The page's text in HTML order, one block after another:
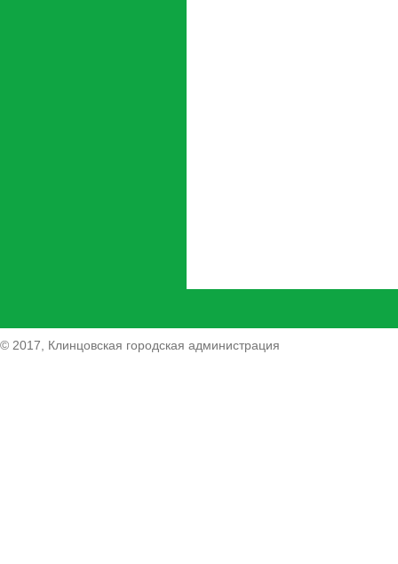
© 2017, Клинцовская городская администрация